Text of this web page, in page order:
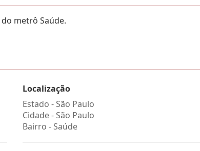
metrô Saúde.
Localização
Estado -São Paulo
Cidade -São Paulo
Bairro -Saúde